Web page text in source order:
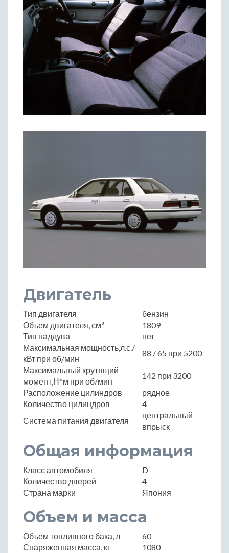
Двигатель
Тип двигателя
бензин
Объем двигателя, см³
1809
Тип наддува
нет
Максимальная мощность,л.с./
кВт при об/мин
88 / 65 при 5200
Максимальный крутящий
момент,Н*м при об/мин
142 при 3200
Расположение цилиндров
рядное
Количество цилиндров
4
Система питания двигателя
центральный
впрыск
Общая информация
Класс автомобиля
D
Количество дверей
4
Страна марки
Япония
Объем и масса
Объем топливного бака, л
60
Снаряженная масса, кг
1080